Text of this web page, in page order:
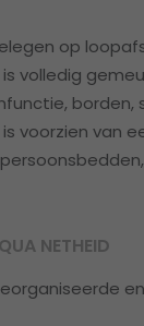
op
volledig
voorzien van
NETHEID